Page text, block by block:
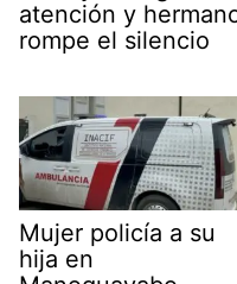
atención y
rompe el silencio
Mujer policía a su
hija en